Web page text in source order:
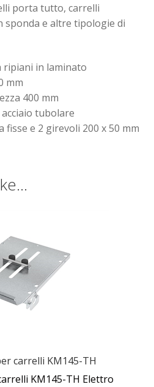
porta tutto, carrelli
sponda e altre tipologie di
ripiani in laminato
mm
400 mm
tubolare
e 2 girevoli 200 x 50 mm
carrelli KM145-TH
KM145-TH Elettro